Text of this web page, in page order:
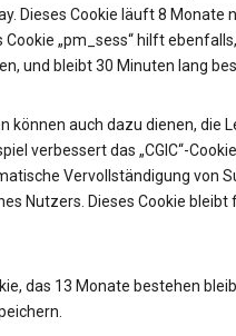
Dieses Cookie läuft 8 Monate
„pm_sess“ hilft
und bleibt 30 Minuten lang
können auch dazu dienen, die
verbessert das „CGIC“-
Vervollständigung von
Nutzers. Dieses Cookie bleibt
das 13 Monate bestehen